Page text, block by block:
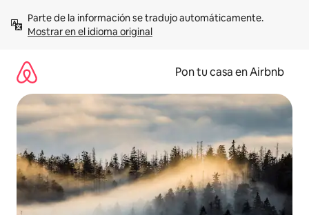
contenidoMostrar en el idioma original
Pon tu casa en Airbnb